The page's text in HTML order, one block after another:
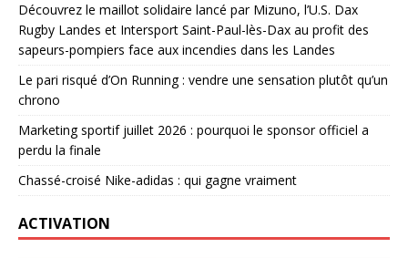
Découvrez le maillot solidaire lancé par Mizuno, l’U.S. Dax
Rugby Landes et Intersport Saint-Paul-lès-Dax au profit des
sapeurs-pompiers face aux incendies dans les Landes
Le pari risqué d’On Running : vendre une sensation plutôt qu’un
chrono
Marketing sportif juillet 2026 : pourquoi le sponsor officiel a
perdu la finale
Chassé-croisé Nike-adidas : qui gagne vraiment
ACTIVATION